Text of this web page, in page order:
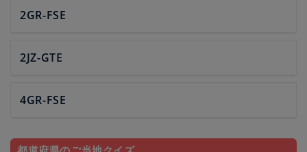
2GR-FSE
2JZ-GTE
4GR-FSE